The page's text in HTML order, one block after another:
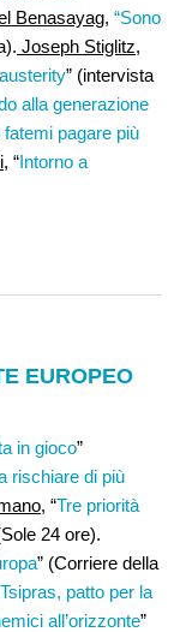
Benasayag, “Sono
Joseph Stiglitz,
” (intervista
alla generazione
fatemi pagare più
, “Intorno a
EUROPEO
in gioco”
rischiare di più
, “Tre priorità
24 ore).
” (Corriere della
patto per la
all’orizzonte”